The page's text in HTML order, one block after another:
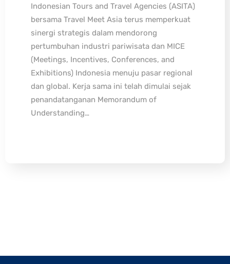
Indonesian Tours and Travel Agencies (ASITA)
bersama Travel Meet Asia terus memperkuat
sinergi strategis dalam mendorong
pertumbuhan industri pariwisata dan MICE
(Meetings, Incentives, Conferences, and
Exhibitions) Indonesia menuju pasar regional
dan global. Kerja sama ini telah dimulai sejak
penandatanganan Memorandum of
Understanding…